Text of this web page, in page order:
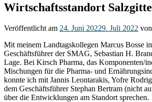
Wirtschaftsstandort
Veröffentlicht am 24. Juni 20229. Juli 2022 von
Mit meinem Landtagskollegen Marcus Bosse
Geschäftsführer der SMAG, Sebastian H.
Lage. Bei Kirsch Pharma, das Komponenten/
Mischungen für die Pharma- und
konnte ich mit Jannis Leontarakis, Yofre
dem Geschäftsführer Stephan Bertram (nicht
über die Entwicklungen am Standort sprechen.